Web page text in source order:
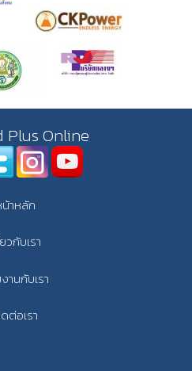
Plus Online
าหลัก
วกับเรา
านกับเรา
ต่อเรา